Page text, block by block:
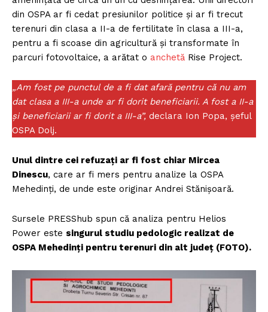
din OSPA ar fi cedat presiunilor politice și ar fi trecut
terenuri din clasa a II-a de fertilitate în clasa a III-a,
pentru a fi scoase din agricultură și transformate în
parcuri fotovoltaice, a arătat o anchetă Rise Project.
„Am fost pe punctul de a fi dat afară pentru că nu am
dat clasa a III-a unde ar fi dorit beneficiarii. A fost a II-a
și beneficiarii ar fi dorit a III-a”, declara Ion Popa, șeful
OSPA Dolj.
Unul dintre cei refuzați ar fi fost chiar Mircea
Dinescu, care ar fi mers pentru analize la OSPA
Mehedinți, de unde este originar Andrei Stănișoară.
Sursele PRESShub spun că analiza pentru Helios
Power este singurul studiu pedologic realizat de
OSPA Mehedinți pentru terenuri din alt județ (FOTO).